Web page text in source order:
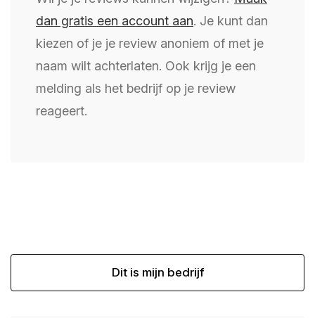
dan gratis een account aan. Je kunt dan
kiezen of je je review anoniem of met je
naam wilt achterlaten. Ook krijg je een
melding als het bedrijf op je review
reageert.
Dit is mijn bedrijf